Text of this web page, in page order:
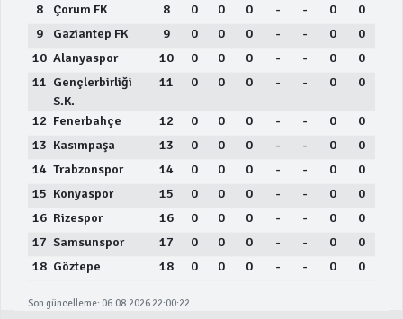
8
Çorum FK 8 0 0 0 - - 0
0
9
Gaziantep FK 9 0 0 0 - - 0
0
10 Alanyaspor 10 0 0 0 - - 0
0
11 Gençlerbirliği
S.K.
11 0 0 0 - - 0 0
12 Fenerbahçe 12 0 0 0 - - 0
0
13 Kasımpaşa 13 0 0 0 - - 0
0
14 Trabzonspor 14 0 0 0 - - 0
0
15 Konyaspor 15 0 0 0 - - 0
0
16 Rizespor 16 0 0 0 - - 0
0
17 Samsunspor 17 0 0 0 - - 0
0
18 Göztepe 18 0 0 0 - - 0 0
Son güncelleme: 06.08.2026 22:00:22